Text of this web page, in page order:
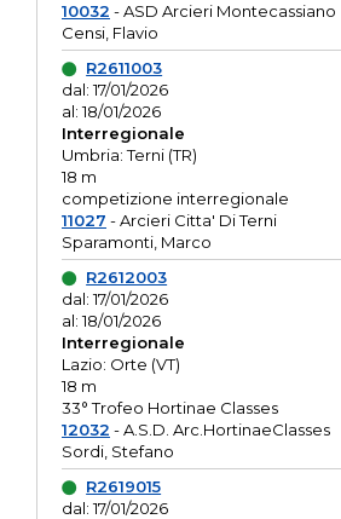
10032 - ASD Arcieri Montecassiano
Censi, Flavio
R2611003
dal: 17/01/2026
al: 18/01/2026
Interregionale
Umbria: Terni (TR)
18 m
competizione interregionale
11027 - Arcieri Citta' Di Terni
Sparamonti, Marco
R2612003
dal: 17/01/2026
al: 18/01/2026
Interregionale
Lazio: Orte (VT)
18 m
33° Trofeo Hortinae Classes
12032 - A.S.D. Arc.HortinaeClasses
Sordi, Stefano
R2619015
dal: 17/01/2026